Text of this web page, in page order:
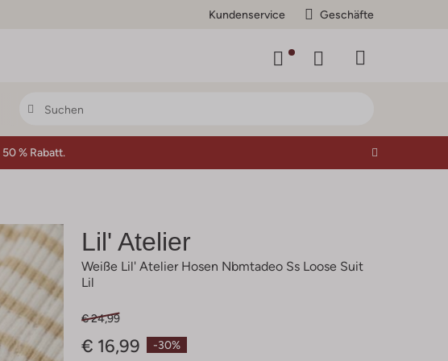
Kundenservice Geschäfte
50 % Rabatt.
Lil' Atelier
Weiße Lil' Atelier Hosen Nbmtadeo Ss Loose Suit
Lil
-30%
€ 24,99
€ 16,99